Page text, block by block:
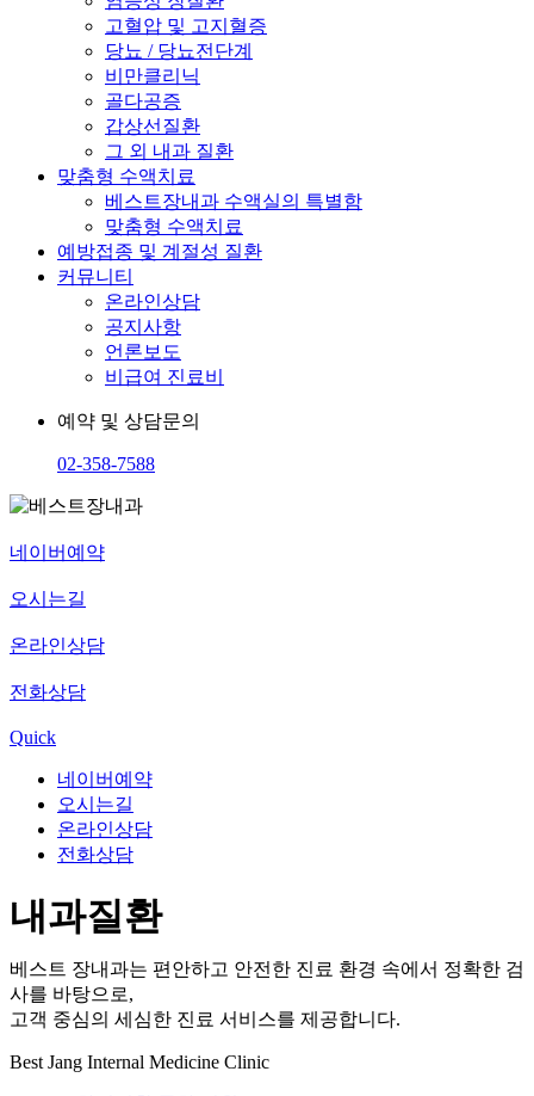
고혈압 및 고지혈증
당뇨 / 당뇨전단계
비만클리닉
골다공증
갑상선질환
그 외 내과 질환
맞춤형 수액치료
베스트장내과 수액실의 특별함
맞춤형 수액치료
예방접종 및 계절성 질환
커뮤니티
온라인상담
공지사항
언론보도
비급여 진료비
예약 및 상담문의
02-358-7588
네이버예약
오시는길
온라인상담
전화상담
Quick
네이버예약
오시는길
온라인상담
전화상담
내과질환
베스트 장내과는 편안하고 안전한 진료 환경 속에서 정확한 검
사를 바탕으로,
고객 중심의 세심한 진료 서비스를 제공합니다.
Best Jang Internal Medicine Clinic